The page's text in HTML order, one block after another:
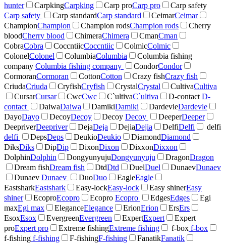
hunter
CarpkingCarpking Carp proCarp pro
Carp safety
Carp safety
Carp standardCarp standard CeimarCeimar
ChampionChampion Champion rodsChampion rods
Cherry
bloodCherry blood ChimeraChimera CmanCman
CobraCobra CoccntiicCoccntiic ColmicColmic
ColonelColonel ColumbiaColumbia
Columbia fishing
company Columbia fishing company CondorCondor
CormoranCormoran CottonCotton Crazy fishCrazy fish
CriudaCriuda CryfishCryfish CrystalCrystal CultivaCultiva
CursarCursar CwcCwc C`ultivaC`ultiva D-contact D-
contact
DaiwaDaiwa DamikiDamiki DardevleDardevle
DayoDayo DecoyDecoy Decoy Decoy DeeperDeeper
DeepriverDeepriver DejaDeja DejiaDejia DelfiDelfi
delfi
delfi
DepsDeps DeukioDeukio DiamondDiamond
DiksDiks DipDip DixonDixon DixxonDixxon
DolphinDolphin DongyunyujuDongyunyuju DragonDragon
Dream fishDream fish DtdDtd DuelDuel DunaevDunaev
Dunaev Dunaev DuoDuo EagleEagle
EastsharkEastshark Easy-lockEasy-lock Easy shinerEasy
shiner
EcoproEcopro Ecopro Ecopro EdgesEdges
Egi
maxEgi max EleganceElegance ErionErion ErsErs
EsoxEsox EvergreenEvergreen ExpertExpert
Expert
proExpert pro Extreme fishingExtreme fishing f-box f-box
f-fishing f-fishing F-fishingF-fishing FanatikFanatik